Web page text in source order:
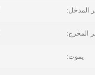
المدخل:
المخرج:
يموت: